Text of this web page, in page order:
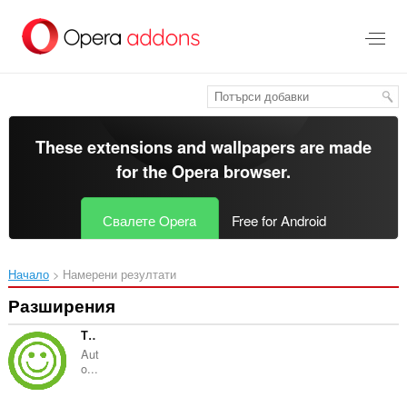
главното
съдържание
These extensions and wallpapers are made
for theOpera browser.
Свалете Opera Free for Android
Начало Намерени резултати
Разширения
The Green Web
Aut
o...